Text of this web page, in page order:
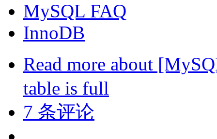
MySQL FAQ
InnoDB
Read more about
table is full
7 条评论